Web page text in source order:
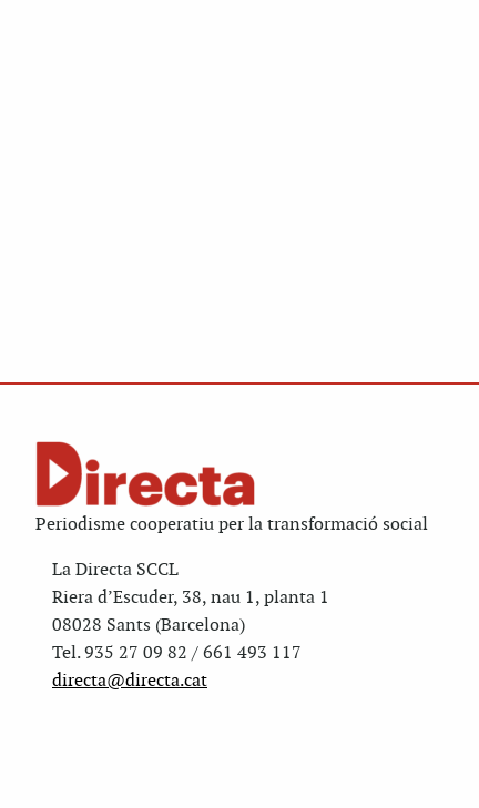
Periodisme cooperatiu per la transformació social
La Directa SCCL
Riera d’Escuder, 38, nau 1, planta 1
08028 Sants (Barcelona)
Tel. 935 27 09 82 / 661 493 117
directa@directa.cat